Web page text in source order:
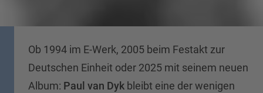
Ob 1994 im E-Werk, 2005 beim Festakt zur
Deutschen Einheit oder 2025 mit seinem neuen
Album: Paul van Dyk bleibt eine der wenigen